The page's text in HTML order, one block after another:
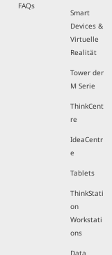
FAQs
Smart
Devices &
Virtuelle
Realität
Tower der
M Serie
ThinkCent
re
IdeaCentr
e
Tablets
ThinkStati
on
Workstati
ons
Data